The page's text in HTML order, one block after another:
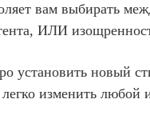
вам выбирать
ИЛИ
установить новый
изменить любой